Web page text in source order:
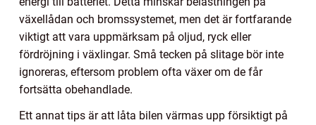
växellådan och bromssystemet, men det är fortfarande
viktigt att vara uppmärksam på oljud, ryck eller
fördröjning i växlingar. Små tecken på slitage bör inte
ignoreras, eftersom problem ofta växer om de får
fortsätta obehandlade.
Ett annat tips är att låta bilen värmas upp försiktigt på